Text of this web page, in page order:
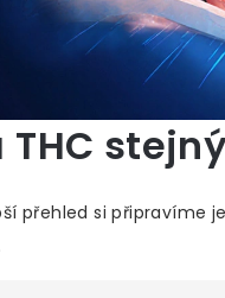
THC
přehled si připravíme